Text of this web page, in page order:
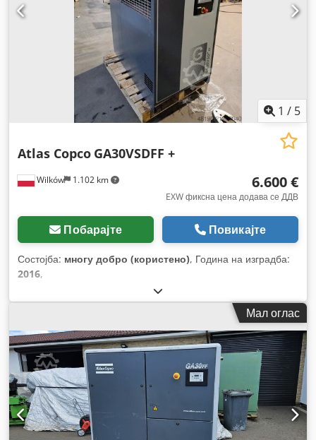
1 / 5
Wilków 1.102 km
Atlas Copco GA30VSDFF +
6.600 €
EXW фиксна цена додава се ДДВ
Побарајте Повикајте
Состојба: многу добро (користено), Година на изградба:
2016,
Мал оглас